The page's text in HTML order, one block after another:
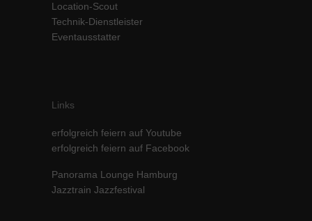
Location-Scout
Technik-Dienstleister
Eventausstatter
Links
erfolgreich feiern auf Youtube
erfolgreich feiern auf Facebook
Panorama Lounge Hamburg
Jazztrain Jazzfestival